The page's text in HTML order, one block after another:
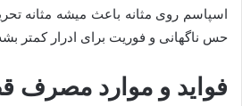
اسپاسم روی مثانه باعث میشه مثانه
حس ناگهانی و فوریت برای ادرار کمتر
فواید و موارد مصرف